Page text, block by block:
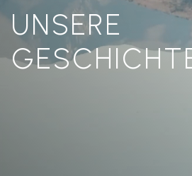
UNSERE